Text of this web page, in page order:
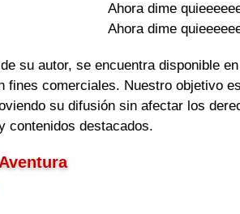
Ahora dime
Ahora dime
su autor, se encuentra disponible en
fines comerciales. Nuestro objetivo
su difusión sin afectar los
contenidos destacados.